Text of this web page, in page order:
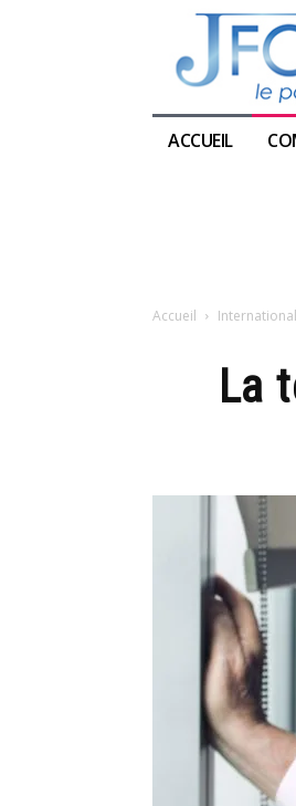
ACCUEIL
Accueil International
La